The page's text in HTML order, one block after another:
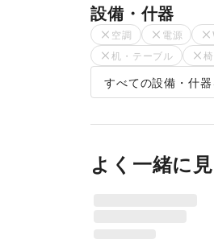
設備・什器
空調 電源
机・テーブル
すべての設備・什器
よく一緒に